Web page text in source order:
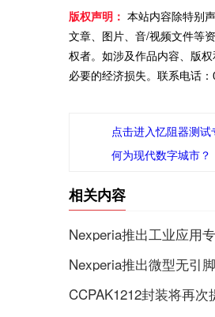
版权声明： 本站内容除特别
文章、图片、音/视频文件等
权者。如涉及作品内容、版
必要的经济损失。联系电话
点击进入忆阻器测试
何为现代数字城市？
相关内容
Nexperia推出工业应用
Nexperia推出微型无引
CCPAK1212封装将再